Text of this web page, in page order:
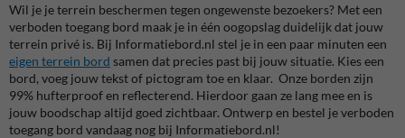
Wil je je terrein beschermen tegen ongewenste bezoekers? Met een
verboden toegang bord maak je in één oogopslag duidelijk dat jouw
terrein privé is. Bij Informatiebord.nl stel je in een paar minuten een
eigen terrein bord samen dat precies past bij jouw situatie. Kies een
bord, voeg jouw tekst of pictogram toe en klaar. Onze borden zijn
99% hufterproof en reflecterend. Hierdoor gaan ze lang mee en is
jouw boodschap altijd goed zichtbaar. Ontwerp en bestel je verboden
toegang bord vandaag nog bij Informatiebord.nl!